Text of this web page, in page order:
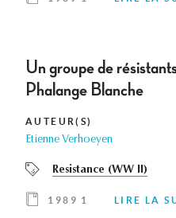
Un groupe de
Phalange Blanche
AUTEUR(S)
Etienne Verhoeyen
Resistance (WW II)
1989 1 LIRE LA